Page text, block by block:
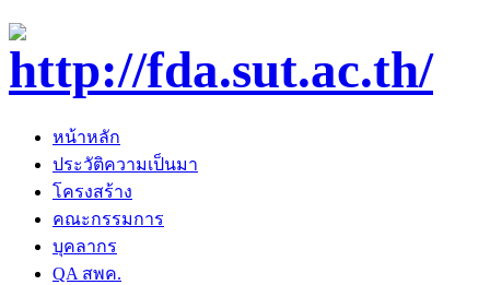
หน้าหลัก
ประวัติความเป็นมา
โครงสร้าง
คณะกรรมการ
บุคลากร
QA สพค.